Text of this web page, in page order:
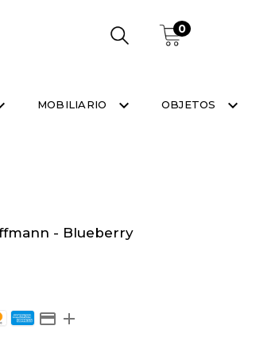
0
MOBILIARIO OBJETOS
- Blueberry